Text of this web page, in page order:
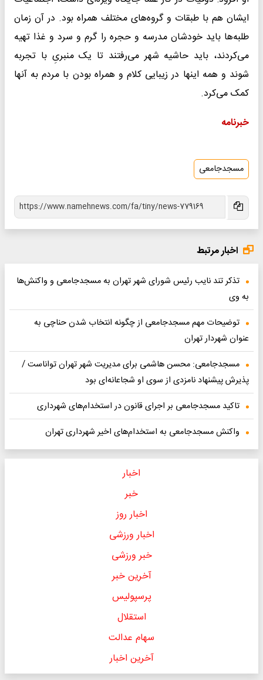
ایشان هم با طبقات و گروه‌های مختلف همراه بود. در آن زمان
طلبه‌ها باید خودشان مدرسه و حجره را گرم و سرد و غذا تهیه
می‌کردند، باید حاشیه شهر می‌رفتند تا یک منبریِ با تجربه
شوند و همه اینها در زیبایی کلام و همراه بودن با مردم به آنها
کمک می‌کرد.
خبرنامه
مسجدجامعی
اخبار مرتبط
تذکر تند نایب رئیس شورای شهر تهران به مسجدجامعی و واکنش‌ها
به وی
توضیحات مهم مسجدجامعی از چگونه انتخاب شدن حناچی به
عنوان شهردار تهران
مسجدجامعی: محسن هاشمی برای مدیریت شهر تهران تواناست /
پذیرش پیشنهاد نامزدی از سوی او شجاعانه‌ای بود
تاکید مسجدجامعی بر اجرای قانون در استخدام‌های شهرداری
واکنش مسجدجامعی به استخدام‌های اخیر شهرداری تهران
اخبار
خبر
اخبار روز
اخبار ورزشی
خبر ورزشی
آخرین خبر
پرسپولیس
استقلال
سهام عدالت
آخرین اخبار